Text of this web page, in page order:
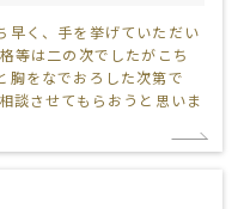
早く、手を挙げていただい
等は二の次でしたがこち
胸をなでおろした次第で
談させてもらおうと思いま